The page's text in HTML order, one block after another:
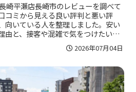
平瀬店長崎市のレビューを調べて
コミから見える良い評判と悪い評
向いている人を整理しました。安い
由と、接客や混雑で気をつけたい点
ので、長崎市で手頃な美容室を探し
か判断しやすくなります。2026年07月04日